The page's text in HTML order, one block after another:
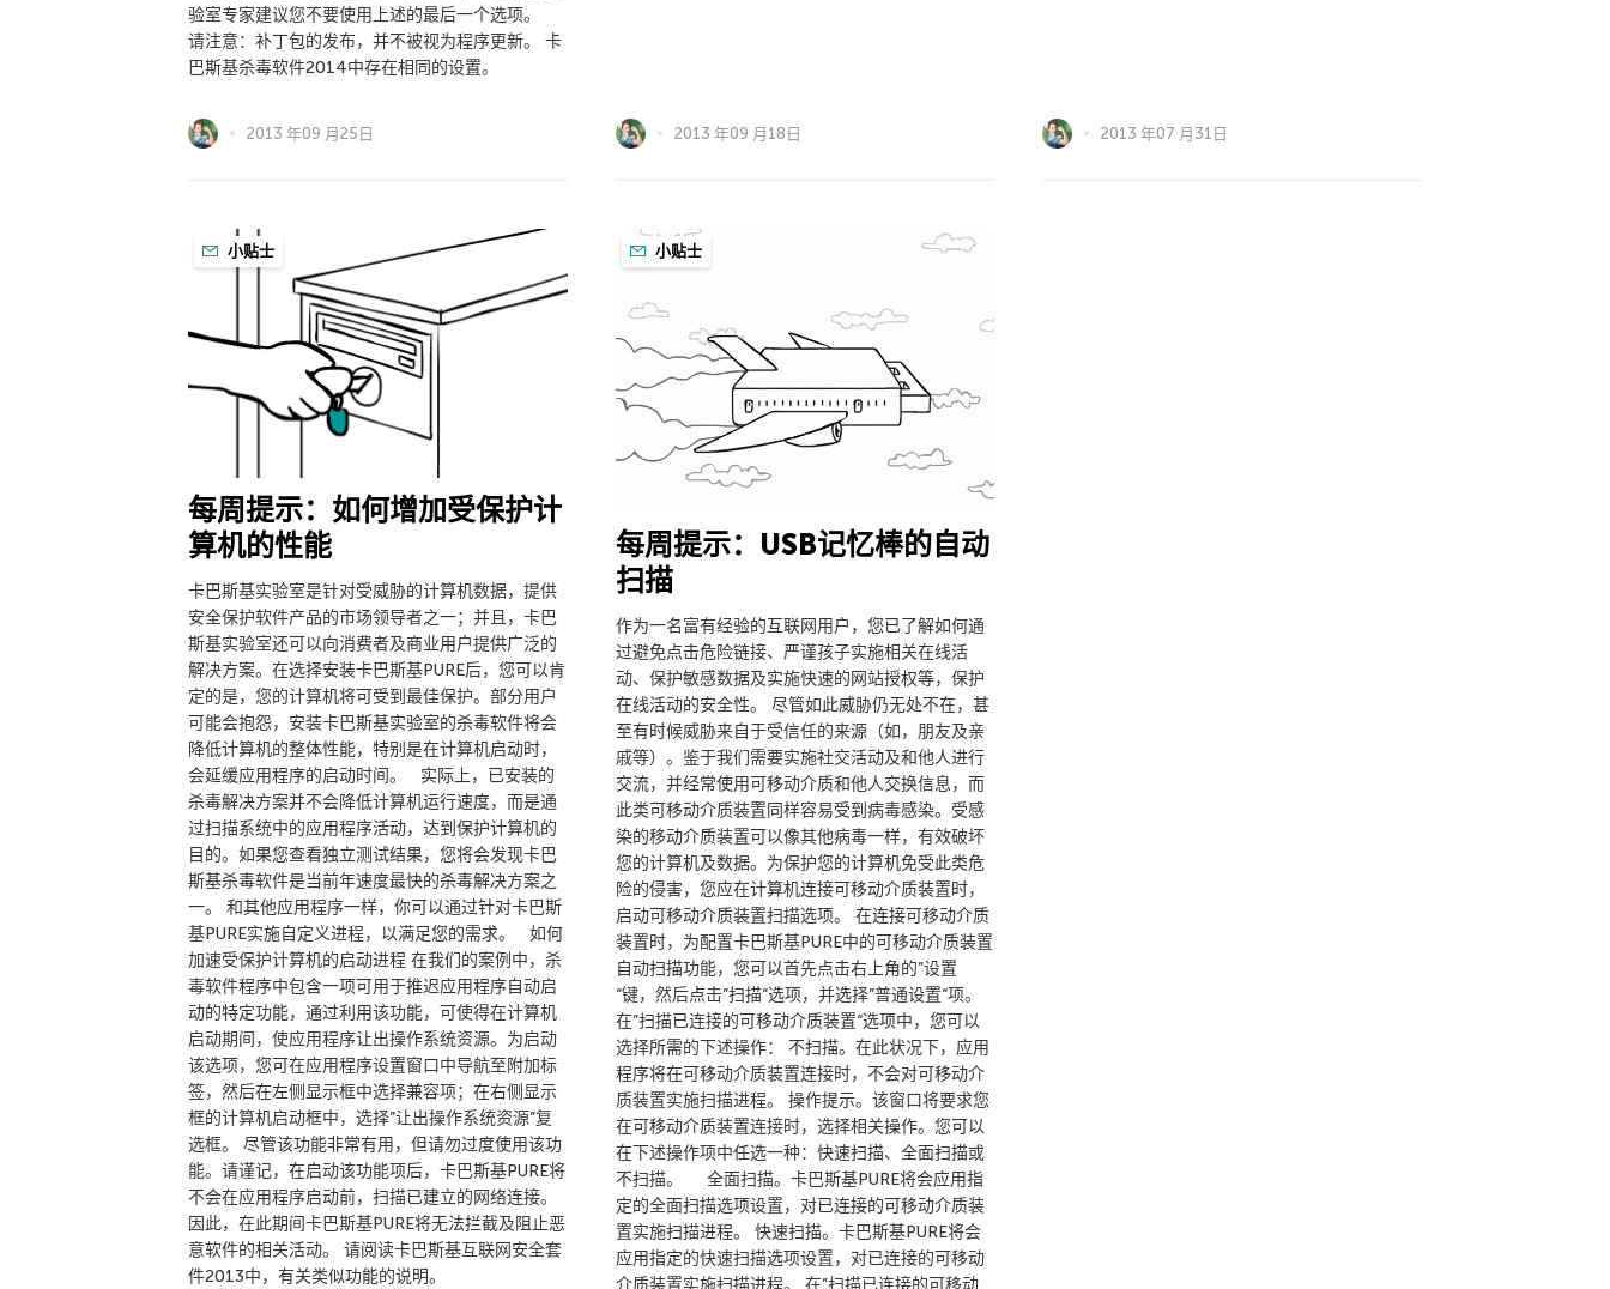
验室专家建议您不要使用上述的最后一个选项。
请注意：补丁包的发布，并不被视为程序更新。 卡
巴斯基杀毒软件2014中存在相同的设置。
2013 年09 月25日 2013 年09 月18日 2013 年07 月31日
小贴士
每周提示：如何增加受保护计
算机的性能
卡巴斯基实验室是针对受威胁的计算机数据，提供
安全保护软件产品的市场领导者之一；并且，卡巴
斯基实验室还可以向消费者及商业用户提供广泛的
解决方案。在选择安装卡巴斯基PURE后，您可以肯
定的是，您的计算机将可受到最佳保护。部分用户
可能会抱怨，安装卡巴斯基实验室的杀毒软件将会
降低计算机的整体性能，特别是在计算机启动时，
会延缓应用程序的启动时间。 实际上，已安装的
杀毒解决方案并不会降低计算机运行速度，而是通
过扫描系统中的应用程序活动，达到保护计算机的
目的。如果您查看独立测试结果，您将会发现卡巴
斯基杀毒软件是当前年速度最快的杀毒解决方案之
一。 和其他应用程序一样，你可以通过针对卡巴斯
基PURE实施自定义进程，以满足您的需求。 如何
加速受保护计算机的启动进程 在我们的案例中，杀
毒软件程序中包含一项可用于推迟应用程序自动启
动的特定功能，通过利用该功能，可使得在计算机
启动期间，使应用程序让出操作系统资源。为启动
该选项，您可在应用程序设置窗口中导航至附加标
签，然后在左侧显示框中选择兼容项；在右侧显示
框的计算机启动框中，选择”让出操作系统资源”复
选框。 尽管该功能非常有用，但请勿过度使用该功
能。请谨记，在启动该功能项后，卡巴斯基PURE将
不会在应用程序启动前，扫描已建立的网络连接。
因此，在此期间卡巴斯基PURE将无法拦截及阻止恶
意软件的相关活动。 请阅读卡巴斯基互联网安全套
件2013中，有关类似功能的说明。
小贴士
每周提示：USB记忆棒的自动
扫描
作为一名富有经验的互联网用户，您已了解如何通
过避免点击危险链接、严谨孩子实施相关在线活
动、保护敏感数据及实施快速的网站授权等，保护
在线活动的安全性。 尽管如此威胁仍无处不在，甚
至有时候威胁来自于受信任的来源（如，朋友及亲
戚等）。鉴于我们需要实施社交活动及和他人进行
交流，并经常使用可移动介质和他人交换信息，而
此类可移动介质装置同样容易受到病毒感染。受感
染的移动介质装置可以像其他病毒一样，有效破坏
您的计算机及数据。为保护您的计算机免受此类危
险的侵害，您应在计算机连接可移动介质装置时，
启动可移动介质装置扫描选项。 在连接可移动介质
装置时，为配置卡巴斯基PURE中的可移动介质装置
自动扫描功能，您可以首先点击右上角的”设置
“键，然后点击”扫描“选项，并选择”普通设置“项。
在”扫描已连接的可移动介质装置“选项中，您可以
选择所需的下述操作： 不扫描。在此状况下，应用
程序将在可移动介质装置连接时，不会对可移动介
质装置实施扫描进程。 操作提示。该窗口将要求您
在可移动介质装置连接时，选择相关操作。您可以
在下述操作项中任选一种：快速扫描、全面扫描或
不扫描。 全面扫描。卡巴斯基PURE将会应用指
定的全面扫描选项设置，对已连接的可移动介质装
置实施扫描进程。 快速扫描。卡巴斯基PURE将会
应用指定的快速扫描选项设置，对已连接的可移动